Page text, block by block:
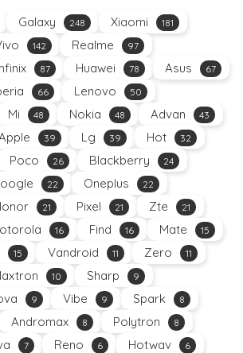
Galaxy 248 Xiaomi 181
142 Realme 97
87 Huawei 78 Asus 67
66 Lenovo 50
Mi 48 Nokia 48 Advan 43
39 Lg 39 Hot 32
Poco 26 Blackberry 24
22 Oneplus 22
21 Pixel 21 Zte 21
16 Find 16 Mate 15
15 Vandroid 11 Zero 11
10 Sharp 9
9 Vibe 9 Spark 8
Andromax 8 Polytron 8
7 Reno 6 Hotwav 6